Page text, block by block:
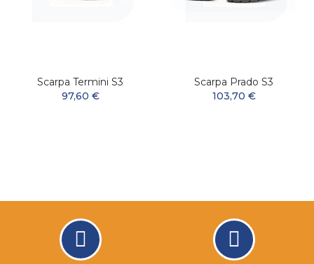
Scarpa Termini S3
97,60 €
Scarpa Prado S3
103,70 €